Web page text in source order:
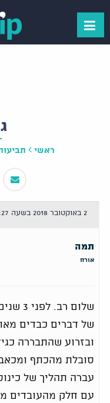
ראשי
2 באוקטובר 2018 בשעה 10:27
תמה
אורח
שלום
של דברים כבדים
ובזרוע שהתבררה
סובלת מהכתף
עברה תהליך של
עם חלק מהעובדים